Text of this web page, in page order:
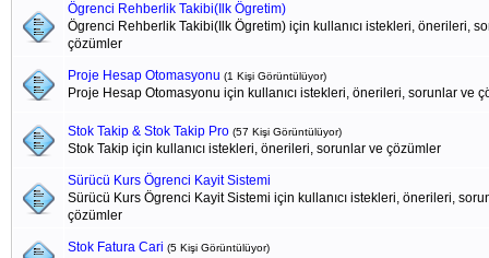
Ögrenci Rehberlik Takibi(Ilk Ögretim)
Ögrenci Rehberlik Takibi(Ilk Ögretim) için kullanıcı istekleri, önerileri,
çözümler
Proje Hesap Otomasyonu (1 Kişi Görüntülüyor)
Proje Hesap Otomasyonu için kullanıcı istekleri, önerileri, sorunlar ve
Stok Takip & Stok Takip Pro (57 Kişi Görüntülüyor)
Stok Takip için kullanıcı istekleri, önerileri, sorunlar ve çözümler
Sürücü Kurs Ögrenci Kayit Sistemi
Sürücü Kurs Ögrenci Kayit Sistemi için kullanıcı istekleri, önerileri,
çözümler
Stok Fatura Cari (5 Kişi Görüntülüyor)